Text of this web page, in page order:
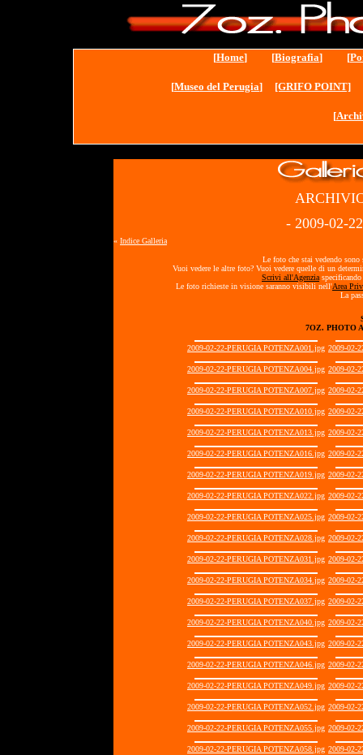
[Home] [Biografia] [
[Museo del Perugia] [GRIFO POINT]
[
- 2009-02-
« Indice Galleria
Le foto che stai vedendo
Vuoi vedere le altre foto? Vuoi vedere quelle di un
Scrivi all'Agenzia
Le foto richieste in visione saranno visibili nell'Area
La
7OZ. PHOTO
2009-02-22-PERUGIA POTENZA001.jpg 2009-02-
2009-02-22-PERUGIA POTENZA004.jpg 2009-02-
2009-02-22-PERUGIA POTENZA007.jpg 2009-02-
2009-02-22-PERUGIA POTENZA010.jpg 2009-02-
2009-02-22-PERUGIA POTENZA013.jpg 2009-02-
2009-02-22-PERUGIA POTENZA016.jpg 2009-02-
2009-02-22-PERUGIA POTENZA019.jpg 2009-02-
2009-02-22-PERUGIA POTENZA022.jpg 2009-02-
2009-02-22-PERUGIA POTENZA025.jpg 2009-02-
2009-02-22-PERUGIA POTENZA028.jpg 2009-02-
2009-02-22-PERUGIA POTENZA031.jpg 2009-02-
2009-02-22-PERUGIA POTENZA034.jpg 2009-02-
2009-02-22-PERUGIA POTENZA037.jpg 2009-02-
2009-02-22-PERUGIA POTENZA040.jpg 2009-02-
2009-02-22-PERUGIA POTENZA043.jpg 2009-02-
2009-02-22-PERUGIA POTENZA046.jpg 2009-02-
2009-02-22-PERUGIA POTENZA049.jpg 2009-02-
2009-02-22-PERUGIA POTENZA052.jpg 2009-02-
2009-02-22-PERUGIA POTENZA055.jpg 2009-02-
2009-02-22-PERUGIA POTENZA058.jpg 2009-02-